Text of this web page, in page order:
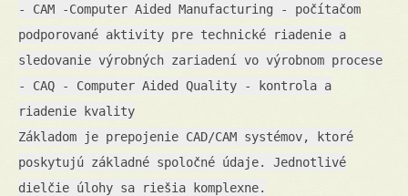
- CAM -Computer Aided Manufacturing - počítačom
podporované aktivity pre technické riadenie a
sledovanie výrobných zariadení vo výrobnom procese
- CAQ - Computer Aided Quality - kontrola a
riadenie kvality
Základom je prepojenie CAD/CAM systémov, ktoré
poskytujú základné spoločné údaje. Jednotlivé
dielčie úlohy sa riešia komplexne.